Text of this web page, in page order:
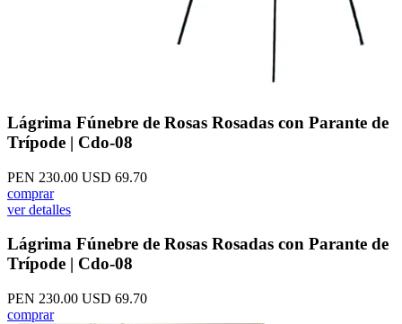
Lágrima Fúnebre de Rosas Rosadas con Parante de
Trípode | Cdo-08
PEN 230.00 USD 69.70
comprar
ver detalles
Lágrima Fúnebre de Rosas Rosadas con Parante de
Trípode | Cdo-08
PEN 230.00 USD 69.70
comprar